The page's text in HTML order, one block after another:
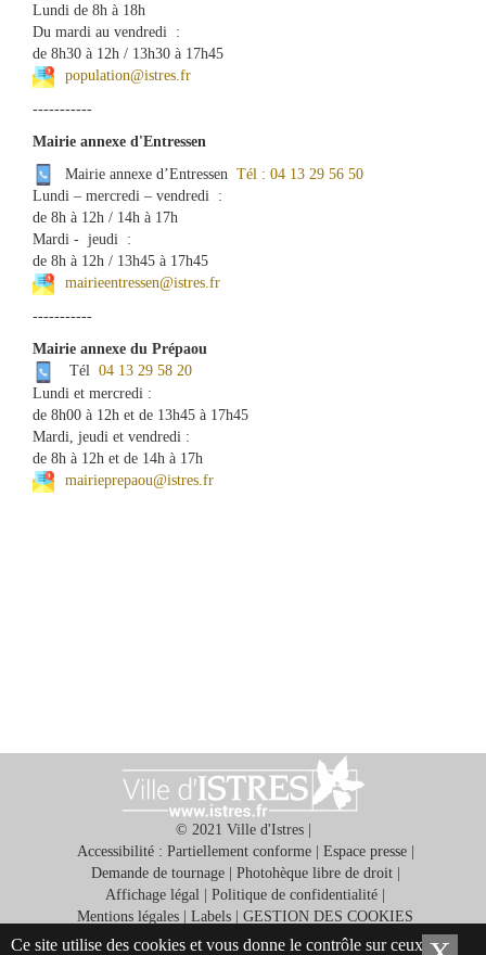
Lundi de 8h à 18h
Du mardi au vendredi :
de 8h30 à 12h / 13h30 à 17h45
population@istres.fr
-----------
Mairie annexe d'Entressen
Mairie annexe d’Entressen Tél : 04 13 29 56 50
Lundi – mercredi – vendredi :
de 8h à 12h / 14h à 17h
Mardi - jeudi :
de 8h à 12h / 13h45 à 17h45
mairieentressen@istres.fr
-----------
Mairie annexe du Prépaou
Tél 04 13 29 58 20
Lundi et mercredi :
de 8h00 à 12h et de 13h45 à 17h45
Mardi, jeudi et vendredi :
de 8h à 12h et de 14h à 17h
mairieprepaou@istres.fr
© 2021 Ville d'Istres |
Accessibilité : Partiellement conforme| Espace presse|
Demande de tournage| Photohèque libre de droit|
Affichage légal
Politique de confidentialité
Mentions légales
Labels
GESTION DES COOKIES
Application gratuite ISTRES ET VOUS
Ce site utilise des cookies et vous donne le contrôle sur ceux que